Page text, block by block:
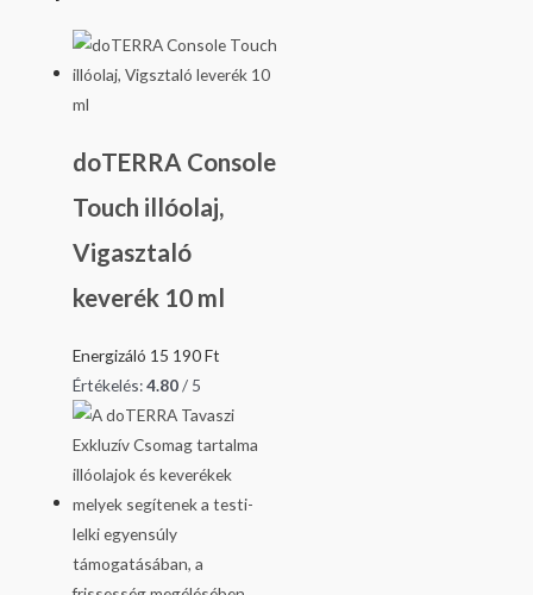
doTERRA Console
Touch illóolaj,
Vigasztaló
keverék 10 ml
Energizáló 15 190Ft
Értékelés:4.80/ 5